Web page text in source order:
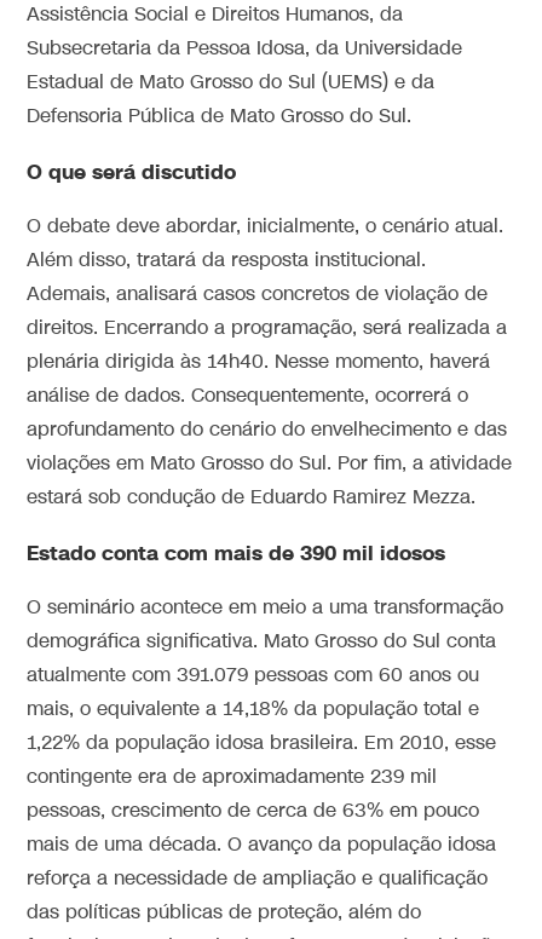
Assistência Social e Direitos Humanos, da
Subsecretaria da Pessoa Idosa, da Universidade
Estadual de Mato Grosso do Sul (UEMS) e da
Defensoria Pública de Mato Grosso do Sul.
O que será discutido
O debate deve abordar, inicialmente, o cenário atual.
Além disso, tratará da resposta institucional.
Ademais, analisará casos concretos de violação de
direitos. Encerrando a programação, será realizada a
plenária dirigida às 14h40. Nesse momento, haverá
análise de dados. Consequentemente, ocorrerá o
aprofundamento do cenário do envelhecimento e das
violações em Mato Grosso do Sul. Por fim, a atividade
estará sob condução de Eduardo Ramirez Mezza.
Estado conta com mais de 390 mil idosos
O seminário acontece em meio a uma transformação
demográfica significativa. Mato Grosso do Sul conta
atualmente com 391.079 pessoas com 60 anos ou
mais, o equivalente a 14,18% da população total e
1,22% da população idosa brasileira. Em 2010, esse
contingente era de aproximadamente 239 mil
pessoas, crescimento de cerca de 63% em pouco
mais de uma década. O avanço da população idosa
reforça a necessidade de ampliação e qualificação
das políticas públicas de proteção, além do